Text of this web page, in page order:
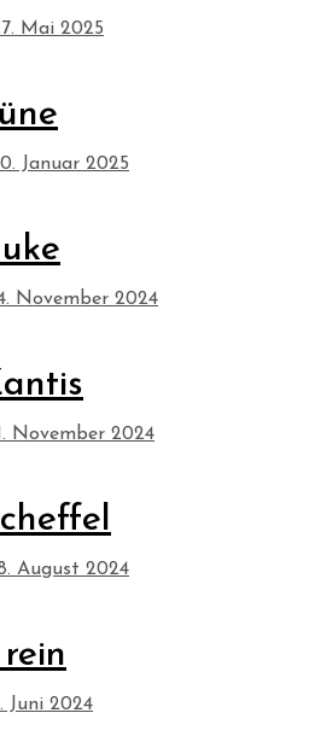
Mai 2025
Januar 2025
November 2024
November 2024
August 2024
Juni 2024